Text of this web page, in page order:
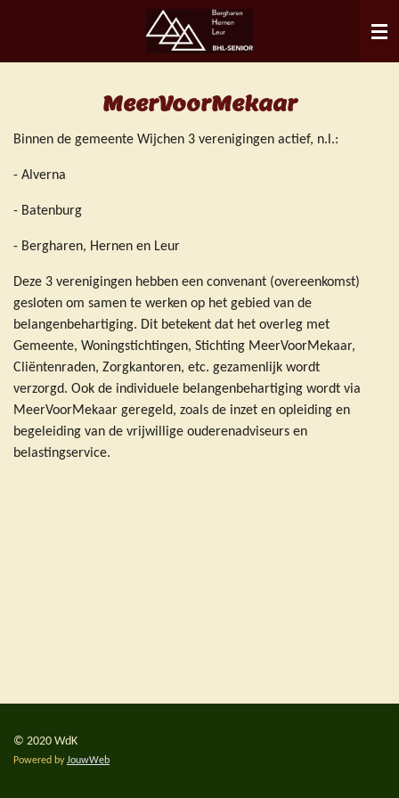
naar
MeerVoorMekaar
Binnen de gemeente Wijchen 3 verenigingen actief, n.l.:
- Alverna
- Batenburg
- Bergharen, Hernen en Leur
Deze 3 verenigingen hebben een convenant (overeenkomst)
gesloten om samen te werken op het gebied van de
belangenbehartiging. Dit betekent dat het overleg met
Gemeente, Woningstichtingen, Stichting MeerVoorMekaar,
Cliëntenraden, Zorgkantoren, etc. gezamenlijk wordt
verzorgd. Ook de individuele belangenbehartiging wordt via
MeerVoorMekaar geregeld, zoals de inzet en opleiding en
begeleiding van de vrijwillige ouderenadviseurs en
belastingservice.
© 2020 WdK
Powered byJouwWeb